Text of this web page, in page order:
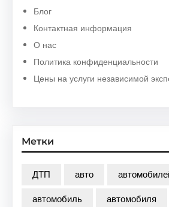
Блог
Контактная информация
О нас
Политика конфиденциальности
Цены на услуги независимой
Метки
ДТП авто
автомобиль
автомобиля